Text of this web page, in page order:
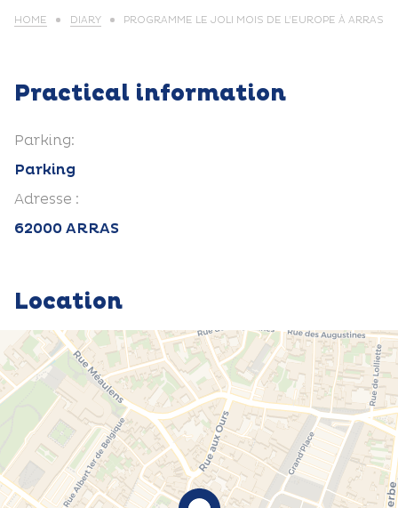
HOME DIARY PROGRAMME LE JOLI MOIS DE L’EUROPE À ARRAS
Practical information
Parking:
Parking
Adresse :
62000 ARRAS
Location